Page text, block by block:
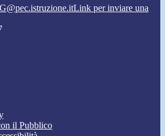
Link per inviare una
il Pubblico